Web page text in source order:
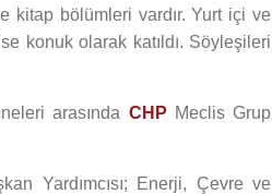
kitap bölümleri vardır. Yurt içi ve
konuk olarak katıldı. Söyleşileri
arasında CHP Meclis Grup
Yardımcısı; Enerji, Çevre ve